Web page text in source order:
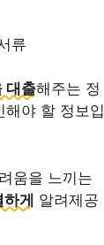
류
대출해주는 정
야 할 정보입
움을 느끼는
하게 알려제공